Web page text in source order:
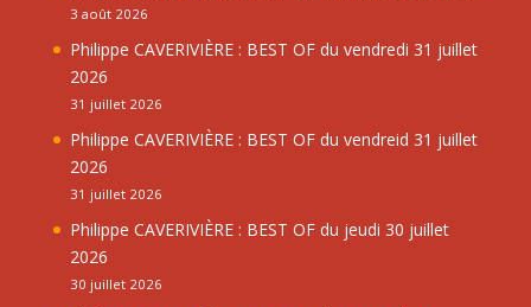
3 août 2026
Philippe CAVERIVIÈRE : BEST OF du vendredi 31 juillet
2026
31 juillet 2026
Philippe CAVERIVIÈRE : BEST OF du vendreid 31 juillet
2026
31 juillet 2026
Philippe CAVERIVIÈRE : BEST OF du jeudi 30 juillet
2026
30 juillet 2026